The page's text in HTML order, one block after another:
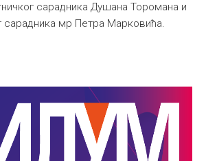
сарадника Душана Торомана и
сарадника мр Петра Марковића.